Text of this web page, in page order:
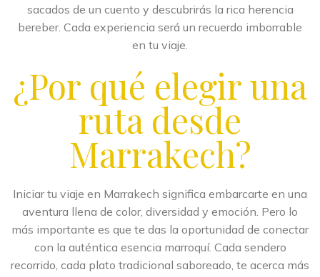
sacados de un cuento y descubrirás la rica herencia
bereber. Cada experiencia será un recuerdo imborrable
en tu viaje.
¿Por qué elegir una
ruta desde
Marrakech?
Iniciar tu viaje en Marrakech significa embarcarte en una
aventura llena de color, diversidad y emoción. Pero lo
más importante es que te das la oportunidad de conectar
con la auténtica esencia marroquí. Cada sendero
recorrido, cada plato tradicional saboreado, te acerca más